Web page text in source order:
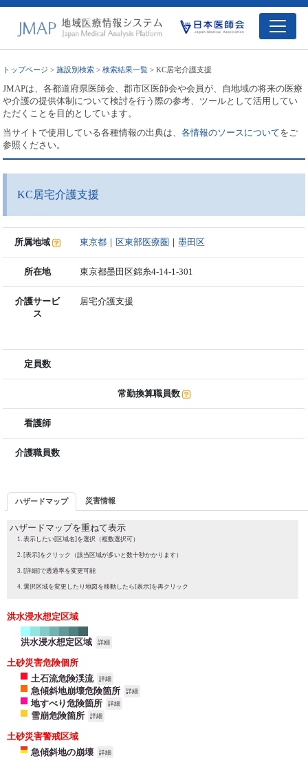
トップページ >施設別検索 >検索結果一覧 > KC居宅介護支援
JMAPは、各都道府県医師会、郡市区医師会や会員が、自地域の将来の医療
や介護の提供体制について検討を行う際の参考、ツールとして活用してい
ただくことを目的としています。
当サイトで使用している各種情報の出典は、各情報のソースについてをご
参照ください。
KC居宅介護支援
所属地域 東京都 ｜区東部医療圏 ｜墨田区
所在地 東京都墨田区錦糸4-14-1-301
介護サービ
ス
居宅介護支援
定員数
常勤換算職員数
看護師
介護職員数
ハザードマップ 災害情報
ハザードマップを重ねて表示
表示したい[区域名]を選択（複数選択可）
[表示]をクリック（該当区域が多いと数十秒かかります）
[詳細]で透過率を変更可能
選択区域を変更したり地図を移動したら[表示]を再クリック
洪水浸水想定区域
洪水浸水想定区域 詳細
土砂災害危険個所
土石流危険渓流
詳細
急傾斜地崩壊危険箇所 詳細
地すべり危険箇所 詳細
雪崩危険箇所 詳細
土砂災害警戒区域
急傾斜地の崩壊
詳細